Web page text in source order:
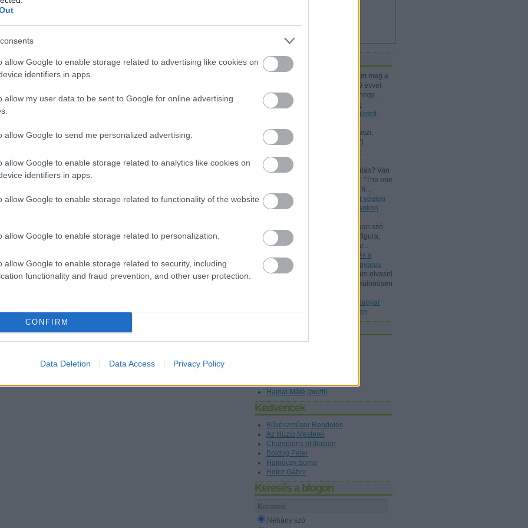
allow Google to enable storage related to advertising like cookies on
identifiers in apps.
allow my user data to be sent to Google for online advertising
allow Google to send me personalized advertising.
allow Google to enable storage related to analytics like cookies on
identifiers in apps.
allow Google to enable storage related to functionality of the website
allow Google to enable storage related to personalization.
allow Google to enable storage related to security, including
functionality and fraud prevention, and other user protection.
CONFIRM
Data Deletion Data Access Privacy Policy
Friss topikok
Nagymamámtól kaptam meg a
25 Kártyatrükköt, amit ő kb. 20 évvel
korábban vehetett. (Jó tudni, hogy...
2024.12.03. 18:24
A Rodolfo
bűvészdobozok - 110 éve született
Kelle Botond:
@Omcsesz: Köszi,
javítottam.
2024.06.18. 10:17)
Beszámoló a bűvész Európa-
bajnokságról - FISM 2024
aang:
@Kelle Botond: És, csalás? Van
tudományos magyarázat erre: "The one
he bent with me peering over h...
2021.07.25. 19:15
Uri Geller végleg
"megtért": bűvészkongresszusokon
Szerintem itt is arról van szó,
hogy egy ennyire kidolgozott figura,
brand esetén fontos, hogy már...
Rodolfo és a
Dunából kimentett kínai gyöngyárus
Shisho: Érdeklődéssel szoktam olvasni
a blogot, ez mint könyvtárost különösen
Az első magyar
nyelvű bűvészkönyv nyomában
Hajnal Máté (profil )
Kedvencek
Bűvészműsor Rendelés
Az Illúzió Mesterei
Champions of Illusion
Boldog Péter
Hajnóczy Soma
Holcz Gábor
Keresés a blogon
Néhány szó